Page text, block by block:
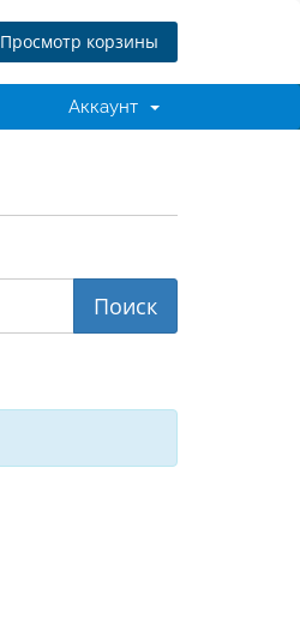
Просмотр корзины
Аккаунт